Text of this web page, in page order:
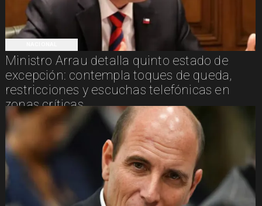
Ministro Arrau detalla quinto estado de
excepción: contempla toques de queda,
restricciones y escuchas telefónicas en
zonas críticas